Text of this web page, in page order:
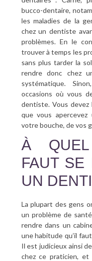
bucco-dentaire,
les maladies de la
chez un dentiste
problèmes. En le
trouver à temps les
sans plus tarder la
rendre donc chez
systématique.
occasions où vous
dentiste. Vous
que vous
votre bouche, de vos
À
FAUT SE
UN
La plupart des gens
un problème de
rendre dans un
une habitude qu’il
Il est judicieux ainsi
chez ce praticien,